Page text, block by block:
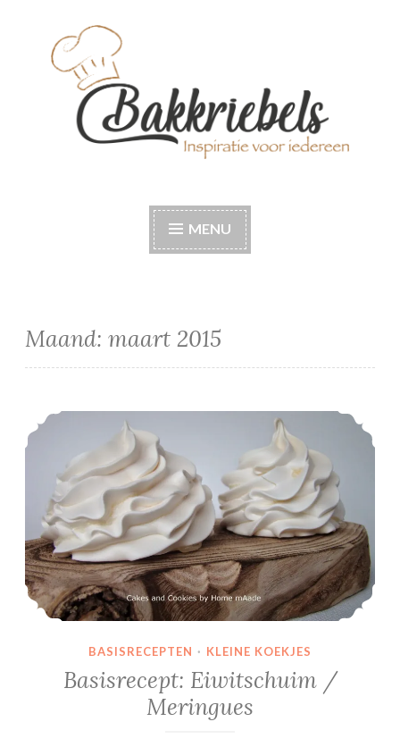
Bakkriebels
MENU
Maand: maart 2015
Basisrecept: Eiwitschuim / Meringues
BASISRECEPTEN · KLEINE KOEKJES
Basisrecept: Eiwitschuim /
Meringues